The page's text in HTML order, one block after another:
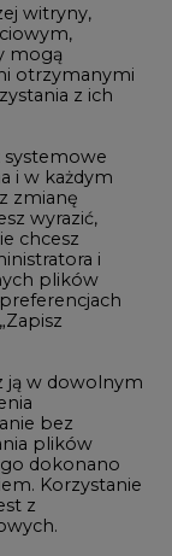
witryny,
mogą
otrzymanymi
z ich
systemowe
i w każdym
zmianę
wyrazić,
chcesz
i
plików
ją w dowolnym
bez
plików
dokonano
Korzystanie
z